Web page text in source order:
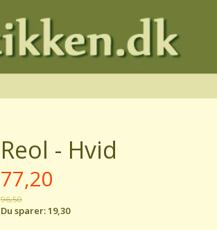
Reol - Hvid
77,20
96,50
Du sparer:19,30